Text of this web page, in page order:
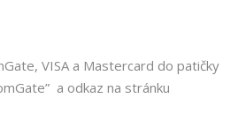
VISA a Mastercard do patičky
a odkaz na stránku